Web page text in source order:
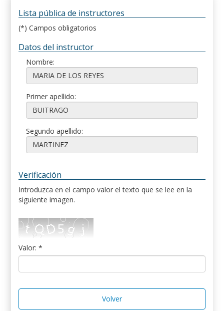
Lista pública de instructores
(*) Campos obligatorios
Datos del instructor
Nombre:
Primer apellido:
Segundo apellido:
Verificación
Introduzca en el campo valor el texto que se lee en la
siguiente imagen.
Valor: *
Volver